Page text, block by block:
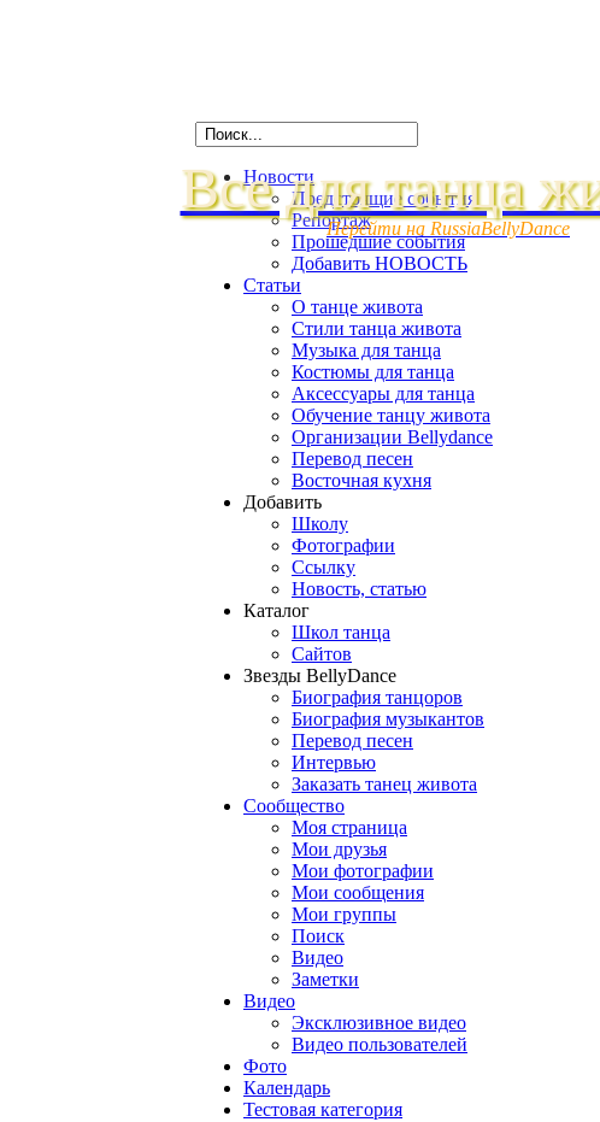
Все для танца
Перейти на RussiaBellyDance
Новости
Предстоящие события
Репортаж
Прошедшие события
Добавить НОВОСТЬ
Статьи
О танце живота
Стили танца живота
Музыка для танца
Костюмы для танца
Аксессуары для танца
Обучение танцу живота
Организации Bellydance
Перевод песен
Восточная кухня
Добавить
Школу
Фотографии
Ссылку
Новость, статью
Каталог
Школ танца
Сайтов
Звезды BellyDance
Биография танцоров
Биография музыкантов
Перевод песен
Интервью
Заказать танец живота
Сообщество
Моя страница
Мои друзья
Мои фотографии
Мои сообщения
Мои группы
Поиск
Видео
Заметки
Видео
Эксклюзивное видео
Видео пользователей
Фото
Календарь
Тестовая категория